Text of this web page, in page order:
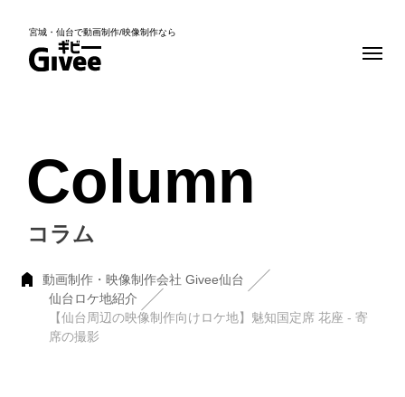
宮城・仙台で動画制作/映像制作なら
Column
コラム
動画制作・映像制作会社 Givee仙台
仙台ロケ地紹介
【仙台周辺の映像制作向けロケ地】魅知国定席 花座 - 寄
席の撮影